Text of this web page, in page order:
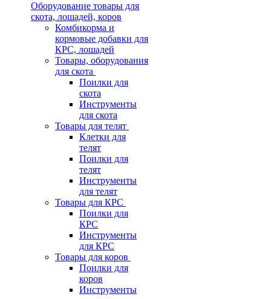
Оборудование товары для
скота, лошадей, коров
Комбикорма и
кормовые добавки для
КРС, лошадей
Товары, оборудования
для скота
Поилки для
скота
Инструменты
для скота
Товары для телят
Клетки для
телят
Поилки для
телят
Инструменты
для телят
Товары для КРС
Поилки для
КРС
Инструменты
для КРС
Товары для коров
Поилки для
коров
Инструменты